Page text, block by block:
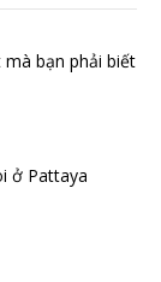
bạn phải biết
ở Pattaya